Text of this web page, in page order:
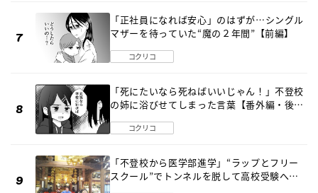
「正社員になれば安心」のはずが…シングル
マザーを待っていた“魔の２年間”【前編】
コクリコ
「死にたいなら死ねばいいじゃん！」不登校
の姉に浴びせてしまった言葉【番外編・後
コクリコ
「不登校から医学部進学」“ラップとフリー
スクール”でトンネルを脱して高校受験へ